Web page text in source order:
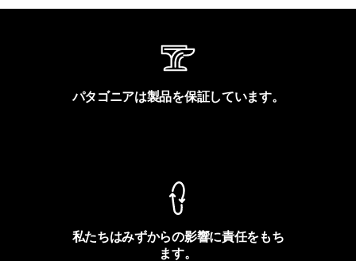
パタゴニアは製品を保証しています。
私たちはみずからの影響に責任をもち
ます。